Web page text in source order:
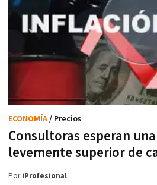
Consultoras esperan
levemente superior de
ECONOMÍA/ Precios
PoriProfesional